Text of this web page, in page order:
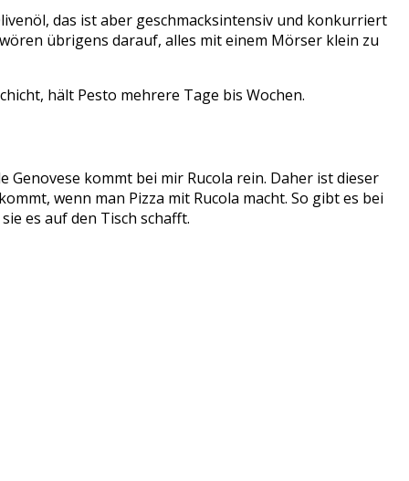
das ist aber geschmacksintensiv und konkurriert
übrigens darauf, alles mit einem Mörser klein zu
hält Pesto mehrere Tage bis Wochen.
Genovese kommt bei mir Rucola rein. Daher ist dieser
wenn man Pizza mit Rucola macht. So gibt es bei
es auf den Tisch schafft.